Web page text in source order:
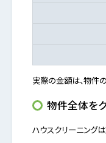
実際の金額は、物件
物件全体を
ハウスクリーニング